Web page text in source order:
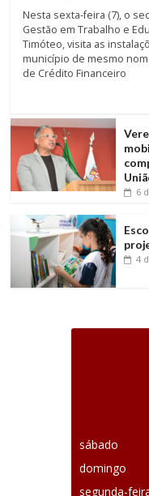
Nesta sexta-feira (7), o
Gestão em Trabalho e
Timóteo, visita as
município de mesmo
de Crédito Financeiro
6
4
sábado
domingo
segunda-